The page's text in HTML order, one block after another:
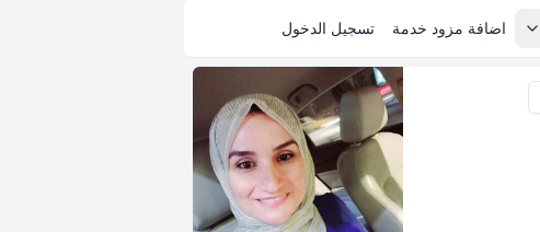
اضافة مزود خدمة تسجيل الدخول